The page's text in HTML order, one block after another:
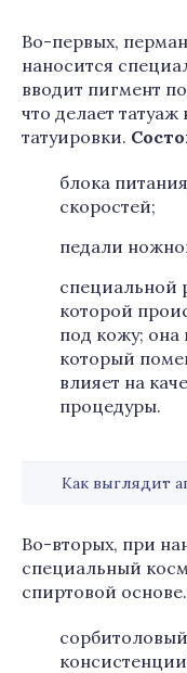
Во-первых,
наносится
вводит пигмент
что делает
татуировки.
блока
скоростей;
педали
специальной
которой
под кожу; она
который
влияет на
процедуры.
Как выглядит
Во-вторых, при
специальный
спиртовой основе.